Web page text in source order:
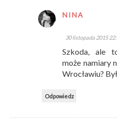
NINA
30 listopada 2015
Szkoda, ale
może namiary
Wrocławiu?
Odpowiedz